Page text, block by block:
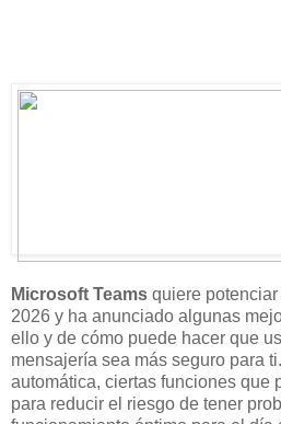
Microsoft Teams quiere
2026 y ha anunciado algunas
ello y de cómo puede hacer que
mensajería sea más seguro para
automática, ciertas funciones que
para reducir el riesgo de tener